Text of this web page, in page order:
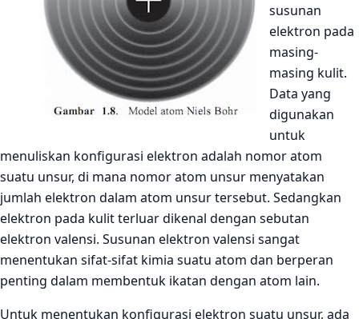
susunan
elektron pada
masing-
masing kulit.
Data yang
digunakan
untuk
menuliskan konfigurasi elektron adalah nomor atom
suatu unsur, di mana nomor atom unsur menyatakan
jumlah elektron dalam atom unsur tersebut. Sedangkan
elektron pada kulit terluar dikenal dengan sebutan
elektron valensi. Susunan elektron valensi sangat
menentukan sifat-sifat kimia suatu atom dan berperan
penting dalam membentuk ikatan dengan atom lain.
Untuk menentukan konfigurasi elektron suatu unsur, ada